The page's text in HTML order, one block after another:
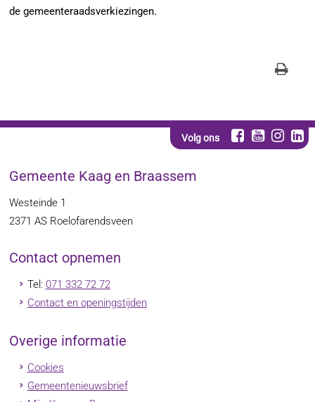
de gemeenteraadsverkiezingen.
Volg ons
Gemeente Kaag en Braassem
Westeinde 1
2371 AS Roelofarendsveen
Contact opnemen
Tel: 071 332 72 72
Contact en openingstijden
Overige informatie
Cookies
Gemeentenieuwsbrief